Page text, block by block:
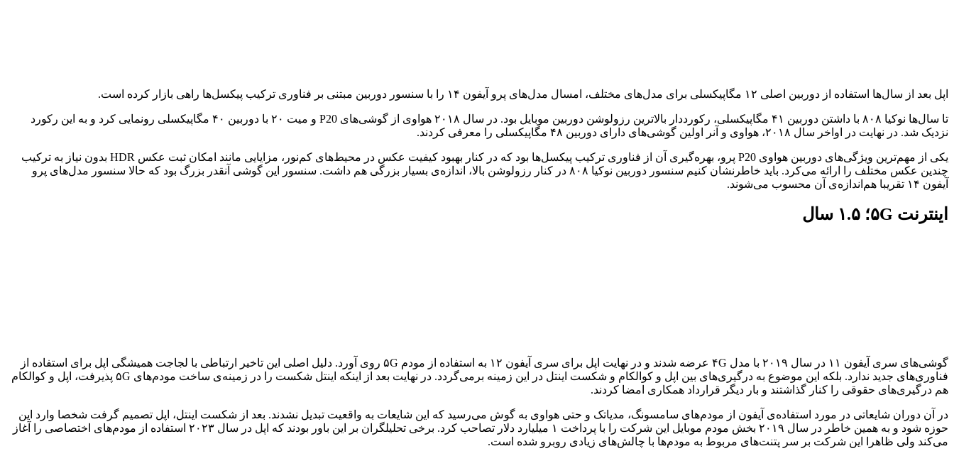
اپل بعد از سال‌ها استفاده از دوربین اصلی ۱۲ مگاپیکسلی برای مدل‌های مختلف، امسال مدل‌های پرو آیفون ۱۴ را با سنسور دوربین مبتنی بر فناوری ترکیب پیکسل‌ها راهی بازار کرده است.
تا سال‌ها نوکیا ۸۰۸ با داشتن دوربین ۴۱ مگاپیکسلی، رکورددار بالاترین رزولوشن دوربین موبایل بود. در سال ۲۰۱۸ هواوی از گوشی‌های P20 و میت ۲۰ با دوربین ۴۰ مگاپیکسلی رونمایی کرد و به این رکورد
نزدیک شد. در نهایت در اواخر سال ۲۰۱۸، هواوی و آنر اولین گوشی‌های دارای دوربین ۴۸ مگاپیکسلی را معرفی کردند.
یکی از مهم‌ترین ویژگی‌های دوربین هواوی P20 پرو، بهره‌گیری آن از فناوری ترکیب پیکسل‌ها بود که در کنار بهبود کیفیت عکس در محیط‌های کم‌نور، مزایایی مانند امکان ثبت عکس HDR بدون نیاز به ترکیب
چندین عکس مختلف را ارائه می‌کرد. باید خاطرنشان کنیم سنسور دوربین نوکیا ۸۰۸ در کنار رزولوشن بالا، اندازه‌ی بسیار بزرگی هم داشت. سنسور این گوشی آنقدر بزرگ بود که حالا سنسور مدل‌های پرو
آیفون ۱۴ تقریبا هم‌اندازه‌ی آن محسوب می‌شوند.
اینترنت ۵G؛ ۱.۵ سال
گوشی‌های سری آیفون ۱۱ در سال ۲۰۱۹ با مدل ۴G عرضه شدند و در نهایت اپل برای سری آیفون ۱۲ به استفاده از مودم ۵G روی آورد. دلیل اصلی این تاخیر ارتباطی با لجاجت همیشگی اپل برای استفاده از
فناوری‌های جدید ندارد. بلکه این موضوع به درگیری‌های بین اپل و کوالکام و شکست اینتل در این زمینه برمی‌گردد. در نهایت بعد از اینکه اینتل شکست را در زمینه‌ی ساخت مودم‌های ۵G پذیرفت، اپل و کوالکام
هم درگیری‌های حقوقی را کنار گذاشتند و بار دیگر قرارداد همکاری امضا کردند.
در آن دوران شایعاتی در مورد استفاده‌ی آیفون از مودم‌های سامسونگ، مدیاتک و حتی هواوی به گوش می‌رسید که این شایعات به واقعیت تبدیل نشدند. بعد از شکست اینتل، اپل تصمیم گرفت شخصا وارد این
حوزه شود و به همین خاطر در سال ۲۰۱۹ بخش مودم موبایل این شرکت را با پرداخت ۱ میلیارد دلار تصاحب کرد. برخی تحلیلگران بر این باور بودند که اپل در سال ۲۰۲۳ استفاده از مودم‌های اختصاصی را آغاز
می‌کند ولی ظاهرا این شرکت بر سر پتنت‌های مربوط به مودم‌ها با چالش‌های زیادی روبرو شده است.